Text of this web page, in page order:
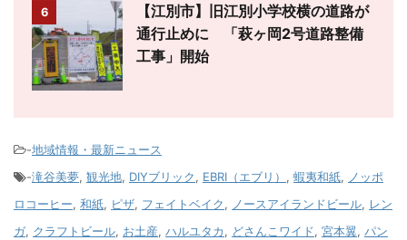
6
【江別市】旧江別小学校横の道路が
通行止めに 「萩ヶ岡2号道路整備
工事」開始
-地域情報・最新ニュース
-滝谷美夢, 観光地, DIYブリック, EBRI（エブリ） , 蝦夷和紙, ノッポ
ロコーヒー, 和紙, ピザ, フェイトベイク, ノースアイランドビール, レン
ガ, クラフトビール, お土産, ハルユタカ, どさんこワイド, 宮本翼, パン